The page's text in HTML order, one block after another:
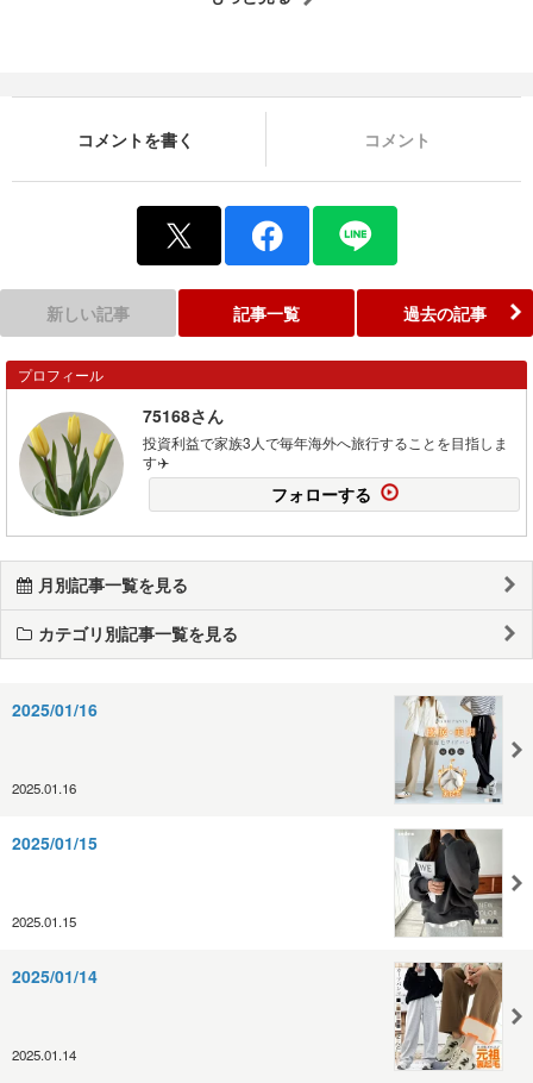
コメントを書く コメント
新しい記事 記事一覧 過去の記事
プロフィール
75168さん
投資利益で家族3人で毎年海外へ旅行することを目指しま
す✈️
フォローする
月別記事一覧を見る
カテゴリ別記事一覧を見る
2025/01/16
2025.01.16
2025/01/15
2025.01.15
2025/01/14
2025.01.14